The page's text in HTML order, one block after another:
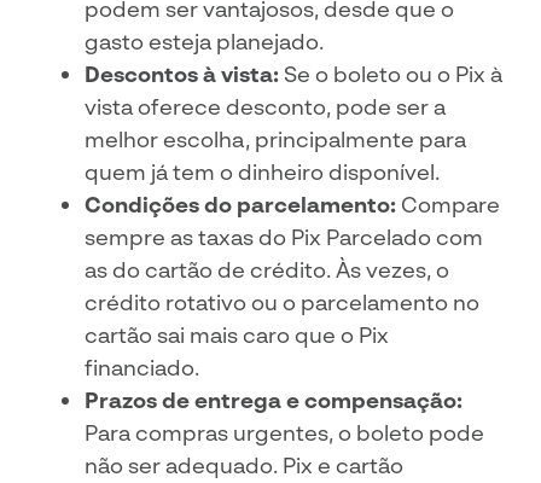
podem ser vantajosos, desde que o
gasto esteja planejado.
Descontos à vista: Se o boleto ou o Pix à
vista oferece desconto, pode ser a
melhor escolha, principalmente para
quem já tem o dinheiro disponível.
Condições do parcelamento: Compare
sempre as taxas do Pix Parcelado com
as do cartão de crédito. Às vezes, o
crédito rotativo ou o parcelamento no
cartão sai mais caro que o Pix
financiado.
Prazos de entrega e compensação:
Para compras urgentes, o boleto pode
não ser adequado. Pix e cartão